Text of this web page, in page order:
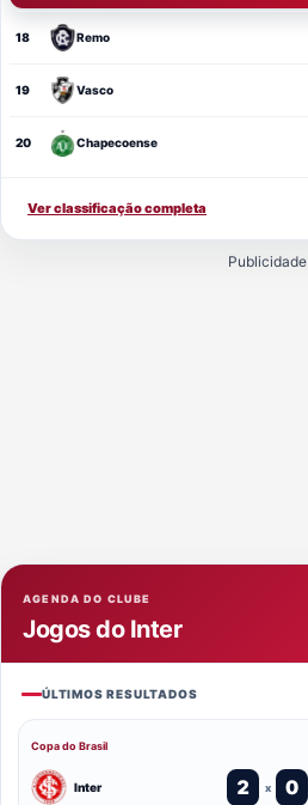
18 Remo
19 Vasco
20 Chapecoense
Ver classificação completa
Publicidade
AGENDA DO CLUBE
Jogos do Inter
ÚLTIMOS RESULTADOS
Copa do Brasil
Inter 2 x 0